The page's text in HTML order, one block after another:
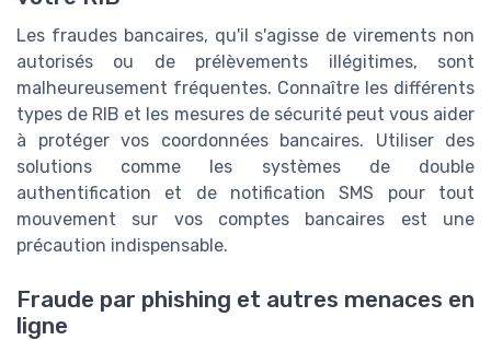
Les fraudes bancaires, qu'il s'agisse de virements non
autorisés ou de prélèvements illégitimes, sont
malheureusement fréquentes. Connaître les différents
types de RIB et les mesures de sécurité peut vous aider
à protéger vos coordonnées bancaires. Utiliser des
solutions comme les systèmes de double
authentification et de notification SMS pour tout
mouvement sur vos comptes bancaires est une
précaution indispensable.
Fraude par phishing et autres menaces en
ligne